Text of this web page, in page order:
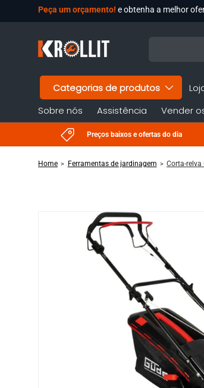
Ir Para O Conteúdo
Peça um orçamento! e obtenha a melhor
Categorias de produtos
Sobre nós
Assistência Vender
Preços baixos e ofertas do dia
Home Ferramentas de jardinagem Corta-relva